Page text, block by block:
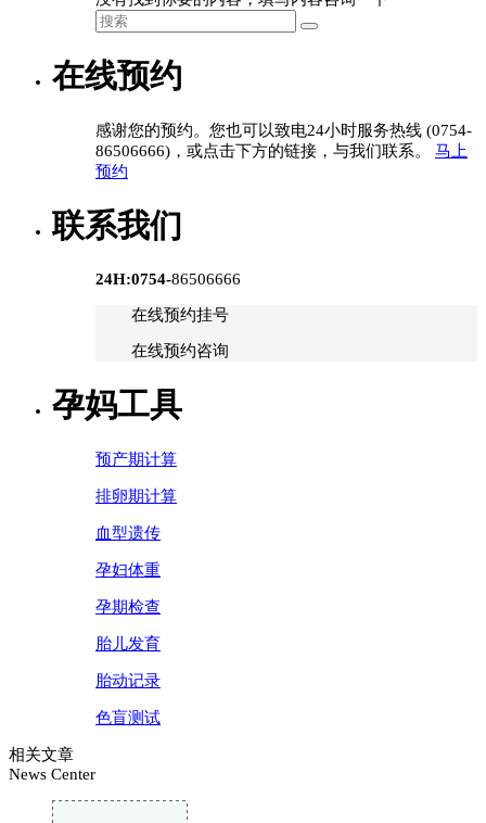
在线预约
感谢您的预约。您也可以致电24小时服务热线 (0754-
86506666)，或点击下方的链接，与我们联系。
马上
预约
联系我们
24H:0754-86506666
在线预约挂号
在线预约咨询
孕妈工具
预产期计算
排卵期计算
血型遗传
孕妇体重
孕期检查
胎儿发育
胎动记录
色盲测试
相关文章
News Center